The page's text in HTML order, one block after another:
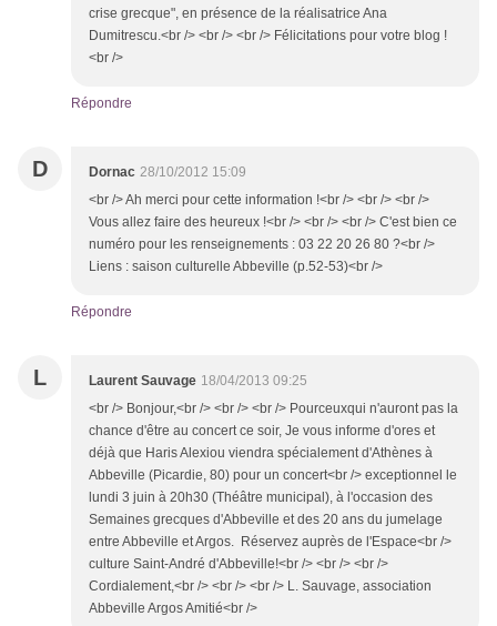
crise grecque", en présence de la réalisatrice Ana
Dumitrescu.<br /> <br /> <br /> Félicitations pour votre blog !
<br />
Répondre
D Dornac 28/10/2012 15:09
<br /> Ah merci pour cette information !<br /> <br /> <br />
Vous allez faire des heureux !<br /> <br /> <br /> C'est bien ce
numéro pour les renseignements : 03 22 20 26 80 ?<br />
Liens : saison culturelle Abbeville (p.52-53)<br />
Répondre
L Laurent Sauvage 18/04/2013 09:25
<br /> Bonjour,<br /> <br /> <br /> Pourceuxqui n'auront pas la
chance d'être au concert ce soir, Je vous informe d'ores et
déjà que Haris Alexiou viendra spécialement d'Athènes à
Abbeville (Picardie, 80) pour un concert<br /> exceptionnel le
lundi 3 juin à 20h30 (Théâtre municipal), à l'occasion des
Semaines grecques d'Abbeville et des 20 ans du jumelage
entre Abbeville et Argos. Réservez auprès de l'Espace<br />
culture Saint-André d'Abbeville!<br /> <br /> <br />
Cordialement,<br /> <br /> <br /> L. Sauvage, association
Abbeville Argos Amitié<br />